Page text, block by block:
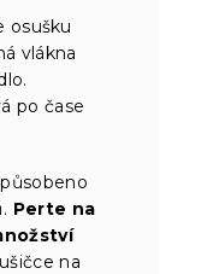
osušku
vlákna
po čase
Perte na
na